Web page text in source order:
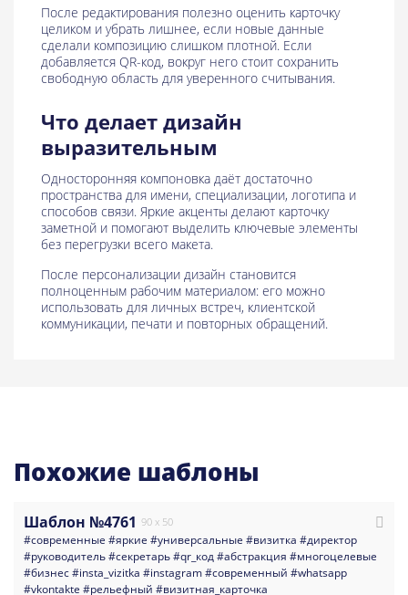
После редактирования полезно оценить карточку
целиком и убрать лишнее, если новые данные
сделали композицию слишком плотной. Если
добавляется QR-код, вокруг него стоит сохранить
свободную область для уверенного считывания.
Что делает дизайн
выразительным
Односторонняя компоновка даёт достаточно
пространства для имени, специализации, логотипа и
способов связи. Яркие акценты делают карточку
заметной и помогают выделить ключевые элементы
без перегрузки всего макета.
После персонализации дизайн становится
полноценным рабочим материалом: его можно
использовать для личных встреч, клиентской
коммуникации, печати и повторных обращений.
Похожие шаблоны
Шаблон №4761 90 x 50
#современные #яркие #универсальные #визитка #директор
#руководитель#секретарь#qr_код#абстракция #многоцелевые
#бизнес#insta_vizitka #instagram#современный #whatsapp
#vkontakte #рельефный #визитная_карточка